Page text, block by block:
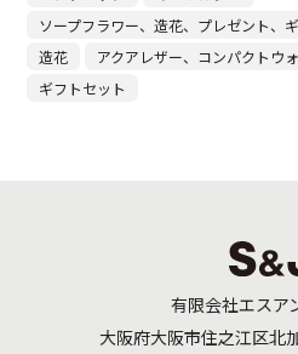
ソープフラワー、造花、プレゼント、
造花
アクアレザー、コンパクトウ
ギフトセット
有限会社エスア
大阪府大阪市住之江区北